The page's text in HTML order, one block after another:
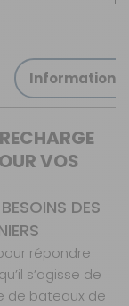
Informations
VOS
DES
répondre
s’agisse de
de bateaux de